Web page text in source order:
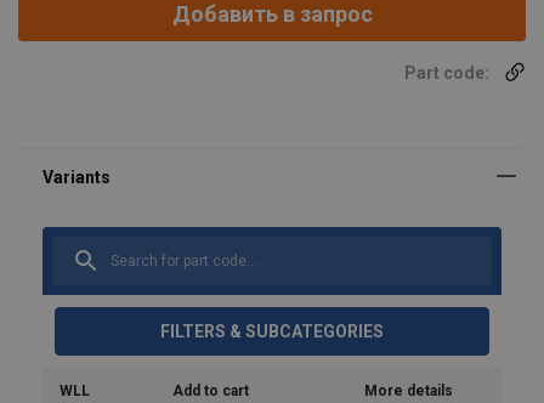
Добавить в запрос
Part code:
FILTERS & SUBCATEGORIES
WLL
Add to cart More details